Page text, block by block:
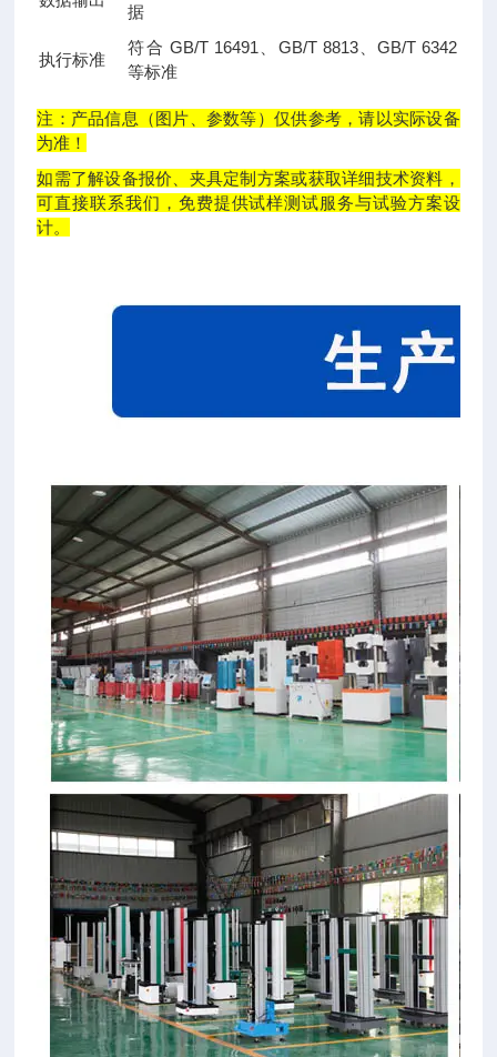
据
执行标准
符合 GB/T 16491、GB/T 8813、GB/T 6342
等标准
注：产品信息（图片、参数等）仅供参考，请以实际设备
为准！
如需了解设备报价、夹具定制方案或获取详细技术资料，
可直接联系我们，免费提供试样测试服务与试验方案设
计。